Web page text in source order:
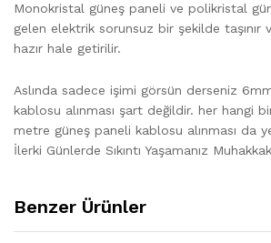
Monokristal güneş paneli ve polikristal
gelen elektrik sorunsuz bir şekilde taşınır
hazır hale getirilir.
Aslında sadece işimi görsün derseniz
kablosu alınması şart değildir. her hangi
metre güneş paneli kablosu alınması da
İlerki Günlerde Sıkıntı Yaşamanız
Benzer Ürünler